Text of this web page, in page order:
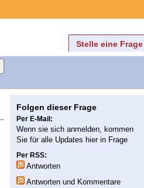
Stelle eine Frage
Folgen dieser Frage
Per E-Mail:
Wenn sie sich anmelden, kommen
Sie für alle Updates hier in Frage
Per RSS:
Antworten
Antworten und Kommentare